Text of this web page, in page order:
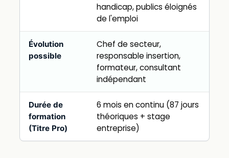
handicap, publics éloignés
de l'emploi
Évolution
possible
Chef de secteur,
responsable insertion,
formateur, consultant
indépendant
Durée de
formation
(Titre Pro)
6 mois en continu (87 jours
théoriques + stage
entreprise)